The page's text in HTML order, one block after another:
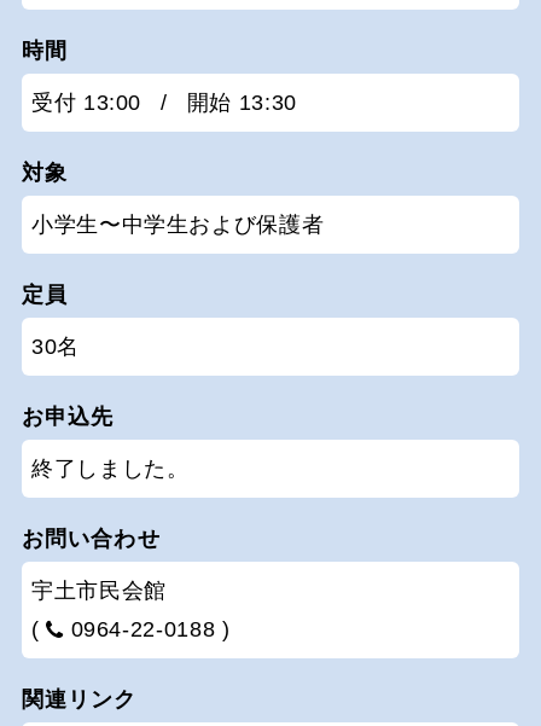
時間
受付 13:00 / 開始 13:30
対象
小学生〜中学生および保護者
定員
30名
お申込先
終了しました。
お問い合わせ
宇土市民会館
(
0964-22-0188 )
関連リンク